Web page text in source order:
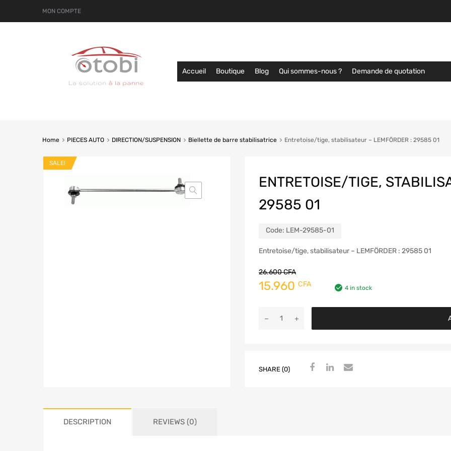
MON COMPTE
Accueil Boutique Blog Qui sommes-nous ? Demande de quotation
Home PIECES AUTO DIRECTION/SUSPENSION Biellette de barre stabilisatrice Entretoise/tige, stabilisateur – LEMFÖRDER : 29585 01
SALE!
ENTRETOISE/TIGE,
29585 01
Code: LEM-29585-01
Entretoise/tige, stabilisateur – LEMFÖRDER : 29585 01
26.600CFA
15.960 CFA 4 in stock
SHARE (0)
DESCRIPTION REVIEWS (0)